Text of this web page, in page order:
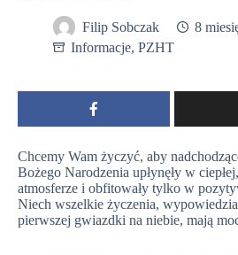
Filip Sobczak
8
Informacje, PZHT
Chcemy Wam życzyć, aby
Bożego Narodzenia upłynęły w
atmosferze i obfitowały tylko w
Niech wszelkie życzenia,
pierwszej gwiazdki na niebie, mają